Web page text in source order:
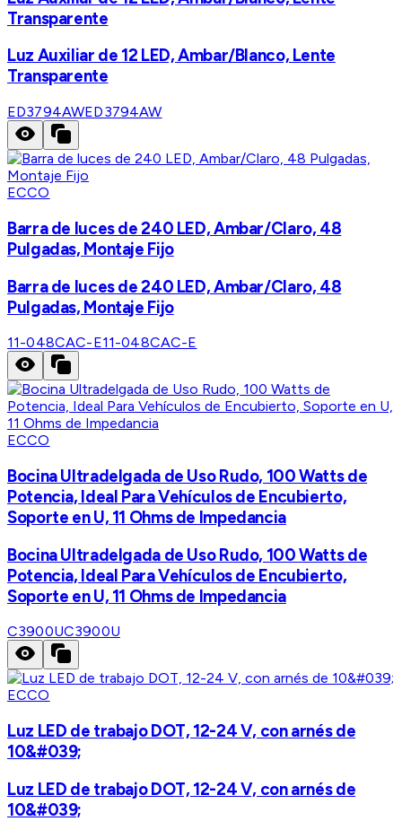
Transparente
Luz Auxiliar de 12 LED, Ambar/Blanco, Lente
Transparente
ED3794AWED3794AW
ECCO
Barra de luces de 240 LED, Ambar/Claro, 48
Pulgadas, Montaje Fijo
Barra de luces de 240 LED, Ambar/Claro, 48
Pulgadas, Montaje Fijo
11-048CAC-E11-048CAC-E
ECCO
Bocina Ultradelgada de Uso Rudo, 100 Watts de
Potencia, Ideal Para Vehículos de Encubierto,
Soporte en U, 11 Ohms de Impedancia
Bocina Ultradelgada de Uso Rudo, 100 Watts de
Potencia, Ideal Para Vehículos de Encubierto,
Soporte en U, 11 Ohms de Impedancia
C3900UC3900U
ECCO
Luz LED de trabajo DOT, 12-24 V, con arnés de
10&#039;
Luz LED de trabajo DOT, 12-24 V, con arnés de
10&#039;